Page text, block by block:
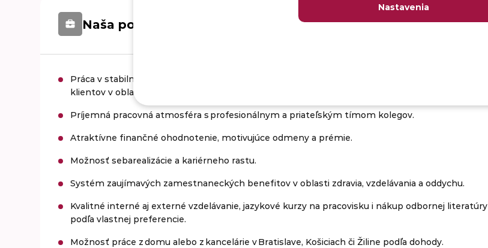
Naša ponuka pre pracovnú pozíciu Tosca tester
Práca v stabilnej spoločnosti, ktorá sa zaoberá vývojom softvérových riešení pre popredných
klientov v oblasti poisťovníctva.
Príjemná pracovná atmosféra s profesionálnym a priateľským tímom kolegov.
Atraktívne finančné ohodnotenie, motivujúce odmeny a prémie.
Možnosť sebarealizácie a kariérneho rastu.
Systém zaujímavých zamestnaneckých benefitov v oblasti zdravia, vzdelávania a oddychu.
Kvalitné interné aj externé vzdelávanie, jazykové kurzy na pracovisku i nákup odbornej literatúry
podľa vlastnej preferencie.
Možnosť práce z domu alebo z kancelárie v Bratislave, Košiciach či Žiline podľa dohody.
Nastavenia